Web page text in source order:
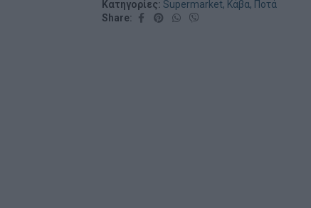
Κατηγορίες: Supermarket, Κάβα, Ποτά
Share: